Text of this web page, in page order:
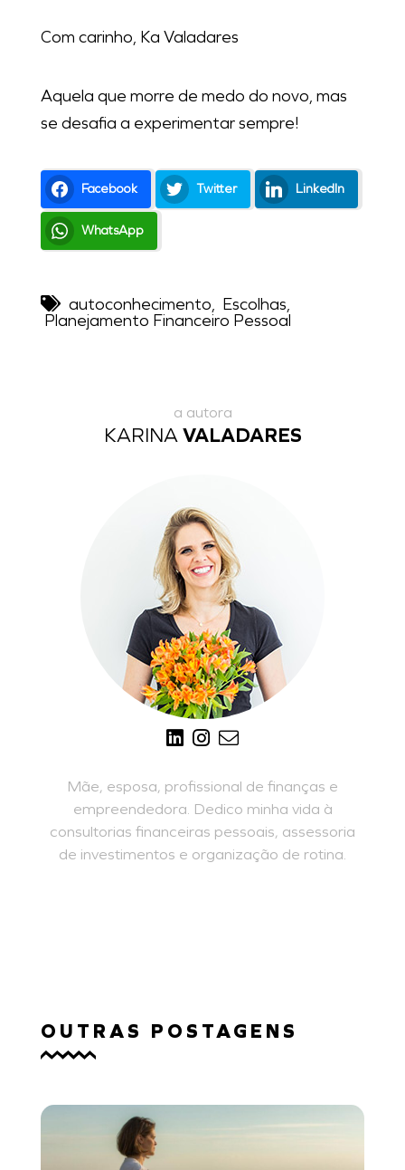
Com carinho, Ka Valadares
Aquela que morre de medo do novo, mas
se desafia a experimentar sempre!
Facebook Twitter LinkedIn
WhatsApp
autoconhecimento, Escolhas,
Planejamento Financeiro Pessoal
a autora
KARINAVALADARES
Mãe, esposa, profissional de finanças e
empreendedora. Dedico minha vida à
consultorias financeiras pessoais, assessoria
de investimentos e organização de rotina.
OUTRAS POSTAGENS